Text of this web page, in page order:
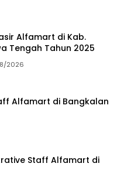
Alfamart di Kab.
Tengah Tahun 2025
2026
Alfamart di Bangkalan
Staff Alfamart di